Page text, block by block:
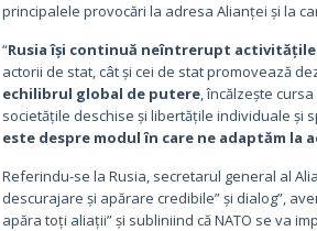
principalele provocări la adresa Alianței și la
“Rusia își continuă neîntrerupt
actorii de stat, cât și cei de stat promovează
echilibrul global de putere, încălzește
societățile deschise și libertățile individuale și
este despre modul în care ne adaptăm la
Referindu-se la Rusia, secretarul general al
descurajare și apărare credibile” și dialog”,
apăra toți aliații” și subliniind că NATO se va